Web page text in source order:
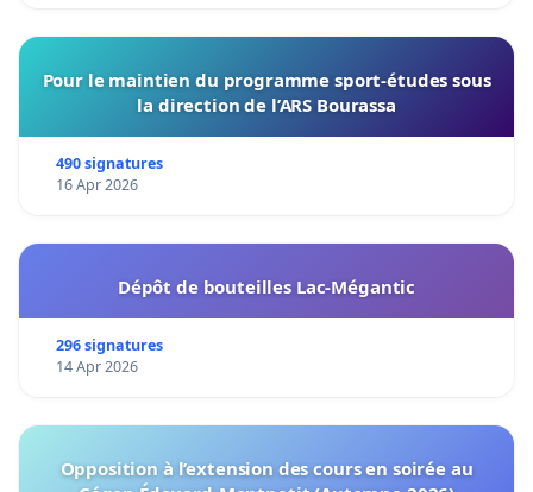
Pour le maintien du programme sport-études sous
la direction de l’ARS Bourassa
490 signatures
16 Apr 2026
Dépôt de bouteilles Lac-Mégantic
296 signatures
14 Apr 2026
Opposition à l’extension des cours en soirée au